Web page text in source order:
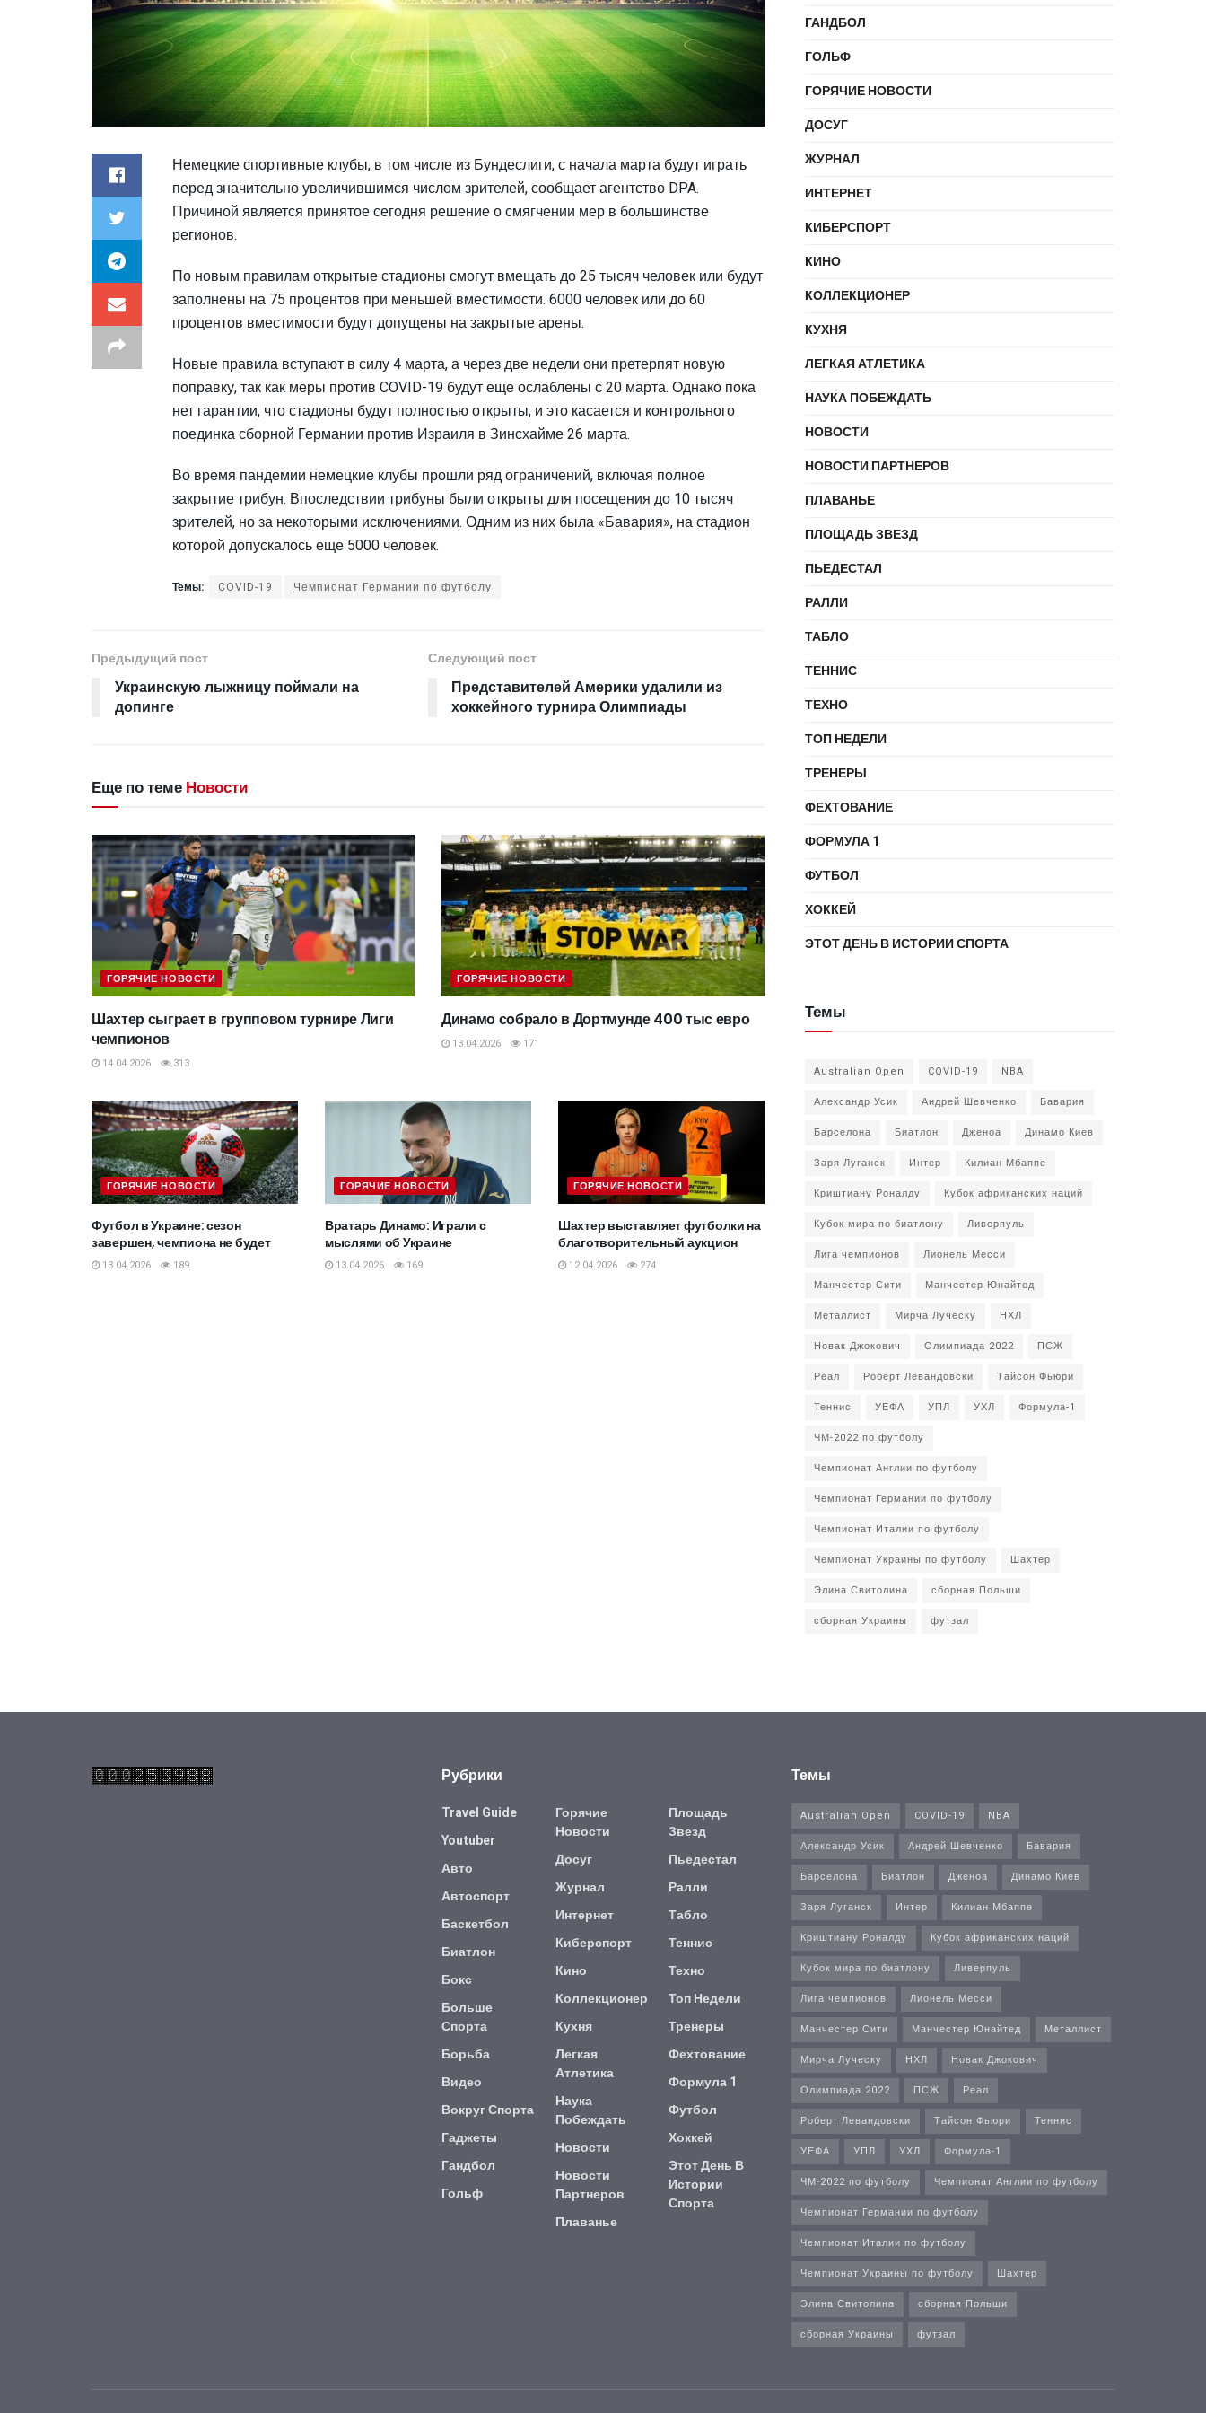
Немецкие спортивные клубы, в том числе из Бундеслиги, с начала марта будут играть
перед значительно увеличившимся числом зрителей, сообщает агентство DPA.
Причиной является принятое сегодня решение о смягчении мер в большинстве
регионов.
По новым правилам открытые стадионы смогут вмещать до 25 тысяч человек или будут
заполнены на 75 процентов при меньшей вместимости. 6000 человек или до 60
процентов вместимости будут допущены на закрытые арены.
Новые правила вступают в силу 4 марта, а через две недели они претерпят новую
поправку, так как меры против COVID-19 будут еще ослаблены с 20 марта. Однако пока
нет гарантии, что стадионы будут полностью открыты, и это касается и контрольного
поединка сборной Германии против Израиля в Зинсхайме 26 марта.
Во время пандемии немецкие клубы прошли ряд ограничений, включая полное
закрытие трибун. Впоследствии трибуны были открыты для посещения до 10 тысяч
зрителей, но за некоторыми исключениями. Одним из них была «Бавария», на стадион
которой допускалось еще 5000 человек.
Темы: COVID-19 Чемпионат Германии по футболу
Предыдущий пост
Украинскую лыжницу поймали на
допинге
Следующий пост
Представителей Америки удалили из
хоккейного турнира Олимпиады
Еще по теме Новости
ГОРЯЧИЕ НОВОСТИ
Шахтер сыграет в групповом турнире Лиги
чемпионов
14.04.2026 313
ГОРЯЧИЕ НОВОСТИ
Динамо собрало в Дортмунде 400 тыс евро
13.04.2026 171
ГОРЯЧИЕ НОВОСТИ
Футбол в Украине: сезон
завершен, чемпиона не будет
13.04.2026 189
ГОРЯЧИЕ НОВОСТИ
Вратарь Динамо: Играли с
мыслями об Украине
13.04.2026 169
ГОРЯЧИЕ НОВОСТИ
Шахтер выставляет футболки на
благотворительный аукцион
12.04.2026 274
ГАНДБОЛ
ГОЛЬФ
ГОРЯЧИЕ НОВОСТИ
ДОСУГ
ЖУРНАЛ
ИНТЕРНЕТ
КИБЕРСПОРТ
КИНО
КОЛЛЕКЦИОНЕР
КУХНЯ
ЛЕГКАЯ АТЛЕТИКА
НАУКА ПОБЕЖДАТЬ
НОВОСТИ
НОВОСТИ ПАРТНЕРОВ
ПЛАВАНЬЕ
ПЛОЩАДЬ ЗВЕЗД
ПЬЕДЕСТАЛ
РАЛЛИ
ТАБЛО
ТЕННИС
ТЕХНО
ТОП НЕДЕЛИ
ТРЕНЕРЫ
ФЕХТОВАНИЕ
ФОРМУЛА 1
ФУТБОЛ
ХОККЕЙ
ЭТОТ ДЕНЬ В ИСТОРИИ СПОРТА
Темы
Australian Open COVID-19
NBA
Александр Усик
Андрей Шевченко
Бавария
Барселона
Биатлон Дженоа
Динамо Киев
Заря Луганск
Интер
Килиан Мбаппе
Криштиану Роналду
Кубок африканских наций
Кубок мира по биатлону
Ливерпуль
Лига чемпионов
Лионель Месси
Манчестер Сити
Манчестер Юнайтед
Металлист
Мирча Луческу
НХЛ
Новак Джокович
Олимпиада 2022
ПСЖ
Реал
Роберт Левандовски
Тайсон Фьюри
Теннис
УЕФА УПЛ УХЛ
Формула-1
ЧМ-2022 по футболу
Чемпионат Англии по футболу
Чемпионат Германии по футболу
Чемпионат Италии по футболу
Чемпионат Украины по футболу
Шахтер
Элина Свитолина
сборная Польши
сборная Украины
футзал
Рубрики
Travel Guide
Youtuber
Авто
Автоспорт
Баскетбол
Биатлон
Бокс
Больше
Спорта
Борьба
Видео
Вокруг Спорта
Гаджеты
Гандбол
Гольф
Горячие
Новости
Досуг
Журнал
Интернет
Киберспорт
Кино
Коллекционер
Кухня
Легкая
Атлетика
Наука
Побеждать
Новости
Новости
Партнеров
Плаванье
Площадь
Звезд
Пьедестал
Ралли
Табло
Теннис
Техно
Топ Недели
Тренеры
Фехтование
Формула 1
Футбол
Хоккей
Этот День В
Истории
Спорта
Темы
Australian Open COVID-19
NBA
Александр Усик
Андрей Шевченко
Бавария
Барселона
Биатлон Дженоа
Динамо Киев
Заря Луганск
Интер
Килиан Мбаппе
Криштиану Роналду
Кубок африканских наций
Кубок мира по биатлону
Ливерпуль
Лига чемпионов
Лионель Месси
Манчестер Сити
Манчестер Юнайтед
Металлист
Мирча Луческу
НХЛ
Новак Джокович
Олимпиада 2022
ПСЖ
Реал
Роберт Левандовски
Тайсон Фьюри
Теннис
УЕФА
УПЛ УХЛ
Формула-1
ЧМ-2022 по футболу
Чемпионат Англии по футболу
Чемпионат Германии по футболу
Чемпионат Италии по футболу
Чемпионат Украины по футболу
Шахтер
Элина Свитолина
сборная Польши
сборная Украины
футзал